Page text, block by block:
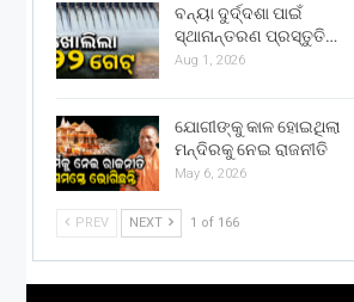
ବନ୍ୟା ଦୁର୍ଦ୍ଦଶା ପାଇଁ
ସ୍ଥାନାନ୍ତରଣ ପ୍ରସ୍ତୁତି…
Aug 1, 2026
ଯୋଗୀଙ୍କୁ କାଳ ହୋଇଥିଲା
ମନ୍ଦିରକୁ ନେଇ ରାଜନୀତି
May 6, 2026
PREV NEXT 1 of 166